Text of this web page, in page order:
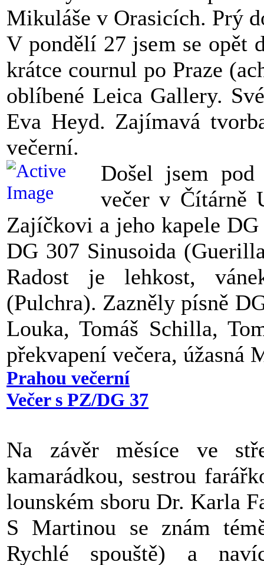
Mikuláše v Orasicích. Prý
V pondělí 27 jsem se
krátce cournul po Praze
oblíbené Leica Gallery.
Eva Heyd. Zajímavá
večerní.
Došel jsem pod
večer v Čítárně
Zajíčkovi a jeho kapele
DG 307 Sinusoida
Radost je lehkost,
(Pulchra). Zazněly písně
Louka, Tomáš Schilla,
překvapení večera, úžasná
Prahou večerní
Večer s PZ/DG 37
Na závěr měsíce ve
kamarádkou, sestrou
lounském sboru Dr. Karla
S Martinou se znám
Rychlé spouště) a